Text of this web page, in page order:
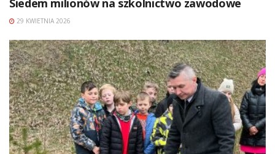
Siedem milionów na szkolnictwo zawodowe
29 KWIETNIA 2026